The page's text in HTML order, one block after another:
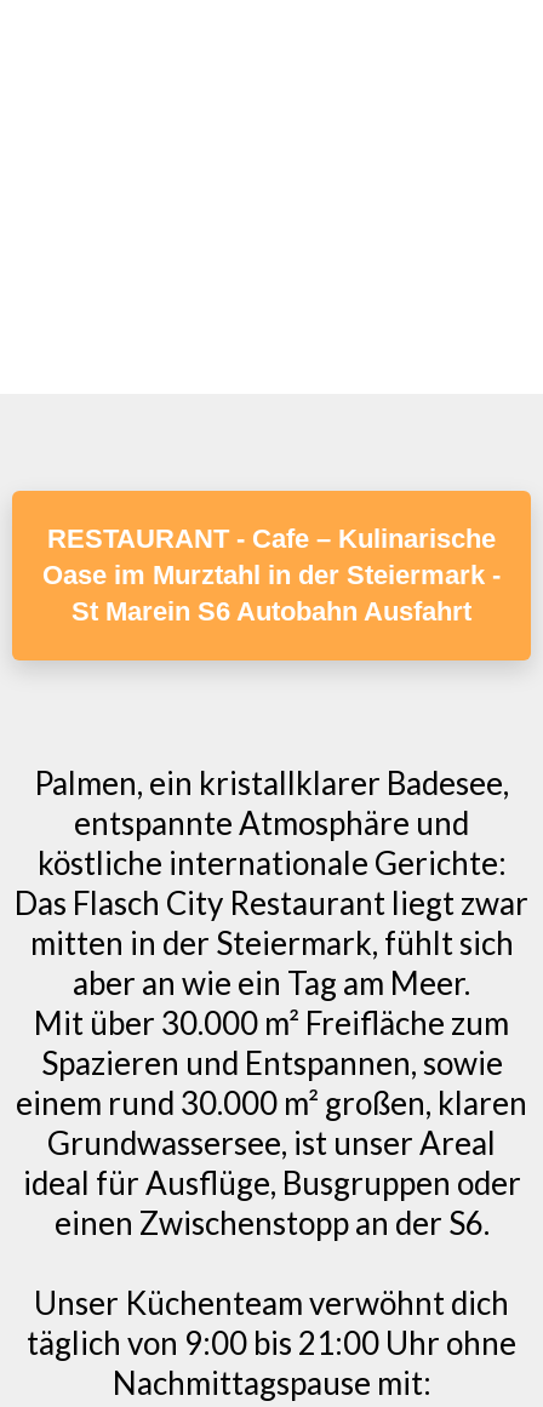
RESTAURANT - Cafe – Kulinarische
Oase im Murztahl in der Steiermark -
St Marein S6 Autobahn Ausfahrt
Palmen, ein kristallklarer Badesee,
entspannte Atmosphäre und
köstliche internationale Gerichte:
Das Flasch City Restaurant liegt zwar
mitten in der Steiermark, fühlt sich
aber an wie ein Tag am Meer.
Mit über 30.000 m² Freifläche zum
Spazieren und Entspannen, sowie
einem rund 30.000 m² großen, klaren
Grundwassersee, ist unser Areal
ideal für Ausflüge, Busgruppen oder
einen Zwischenstopp an der S6.
Unser Küchenteam verwöhnt dich
täglich von 9:00 bis 21:00 Uhr ohne
Nachmittagspause mit: